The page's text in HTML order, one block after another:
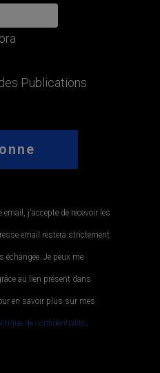
Publications
j'accepte de recevoir les
email restera strictement
échangée. Je peux me
au lien présent dans
en savoir plus sur mes
de confidentialité..